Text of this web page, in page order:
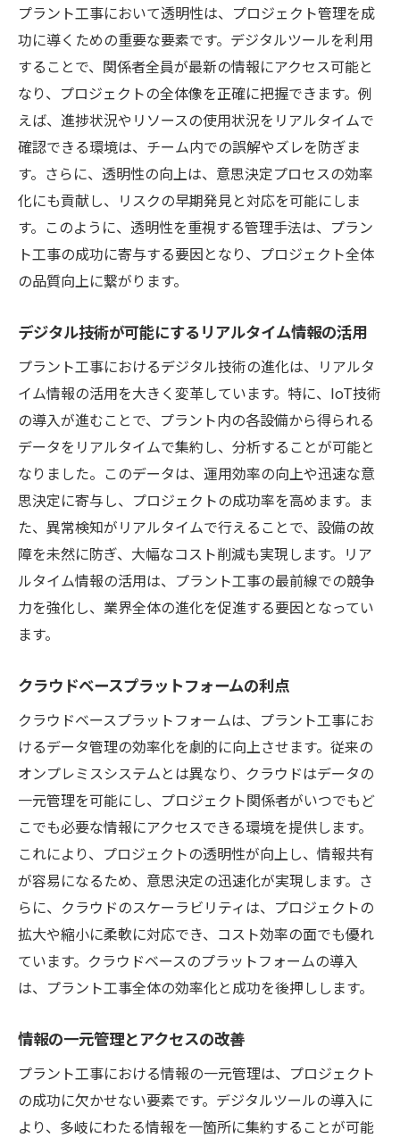
プラント工事において透明性は、プロジェクト管理を成
功に導くための重要な要素です。デジタルツールを利用
することで、関係者全員が最新の情報にアクセス可能と
なり、プロジェクトの全体像を正確に把握できます。例
えば、進捗状況やリソースの使用状況をリアルタイムで
確認できる環境は、チーム内での誤解やズレを防ぎま
す。さらに、透明性の向上は、意思決定プロセスの効率
化にも貢献し、リスクの早期発見と対応を可能にしま
す。このように、透明性を重視する管理手法は、プラン
ト工事の成功に寄与する要因となり、プロジェクト全体
の品質向上に繋がります。
デジタル技術が可能にするリアルタイム情報の活用
プラント工事におけるデジタル技術の進化は、リアルタ
イム情報の活用を大きく変革しています。特に、IoT技術
の導入が進むことで、プラント内の各設備から得られる
データをリアルタイムで集約し、分析することが可能と
なりました。このデータは、運用効率の向上や迅速な意
思決定に寄与し、プロジェクトの成功率を高めます。ま
た、異常検知がリアルタイムで行えることで、設備の故
障を未然に防ぎ、大幅なコスト削減も実現します。リア
ルタイム情報の活用は、プラント工事の最前線での競争
力を強化し、業界全体の進化を促進する要因となってい
ます。
クラウドベースプラットフォームの利点
クラウドベースプラットフォームは、プラント工事にお
けるデータ管理の効率化を劇的に向上させます。従来の
オンプレミスシステムとは異なり、クラウドはデータの
一元管理を可能にし、プロジェクト関係者がいつでもど
こでも必要な情報にアクセスできる環境を提供します。
これにより、プロジェクトの透明性が向上し、情報共有
が容易になるため、意思決定の迅速化が実現します。さ
らに、クラウドのスケーラビリティは、プロジェクトの
拡大や縮小に柔軟に対応でき、コスト効率の面でも優れ
ています。クラウドベースのプラットフォームの導入
は、プラント工事全体の効率化と成功を後押しします。
情報の一元管理とアクセスの改善
プラント工事における情報の一元管理は、プロジェクト
の成功に欠かせない要素です。デジタルツールの導入に
より、多岐にわたる情報を一箇所に集約することが可能